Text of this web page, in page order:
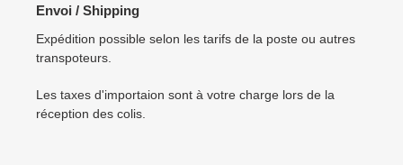
Envoi / Shipping
Expédition possible selon les tarifs de la poste ou autres
transpoteurs.
Les taxes d'importaion sont à votre charge lors de la
réception des colis.